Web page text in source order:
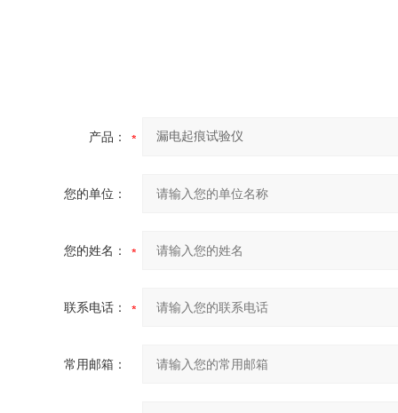
产品：
您的单位：
您的姓名：
联系电话：
常用邮箱：